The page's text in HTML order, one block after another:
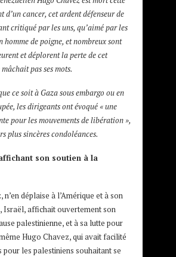
d’un cancer, cet ardent défenseur de
critiqué par les uns, qu’aimé par les
homme de poigne, et nombreux sont
et déplorent la perte de cet
pas ses mots.
ce soit à Gaza sous embargo ou en
les dirigeants ont évoqué « une
pour les mouvements de libération »,
plus sincères condoléances.
son soutien à la
n’en déplaise à l’Amérique et à son
Israël, affichait ouvertement son
palestinienne, et à sa lutte pour
Hugo Chavez, qui avait facilité
les palestiniens souhaitant se